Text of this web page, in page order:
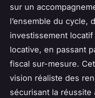
sur un
l’ensemble du cycle,
investissement
locative, en passant
fiscal sur-mesure.
vision réaliste des
sécurisant la réussite